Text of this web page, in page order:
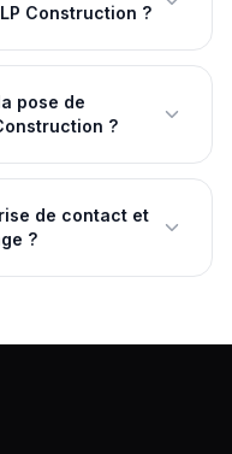
Construction ?
pose de
?
de contact et
?